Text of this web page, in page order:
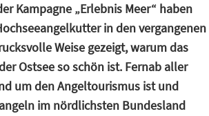
Kampagne „Erlebnis Meer“ haben
in den vergangenen
Weise gezeigt, warum das
Ostsee so schön ist. Fernab aller
um den Angeltourismus ist und
im nördlichsten Bundesland